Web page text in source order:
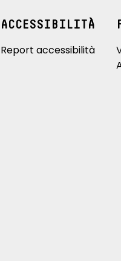
ACCESSIBILITÀ
Report accessibilità